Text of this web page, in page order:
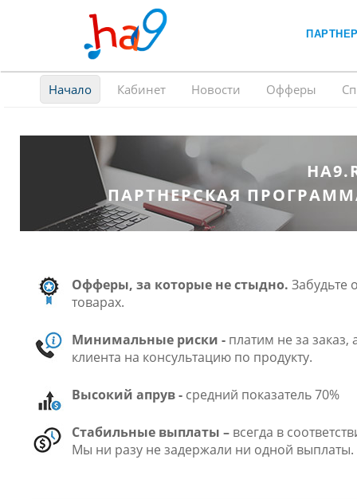
Начало Кабинет Новости Офферы
ПАРТНЕРСКАЯ
Офферы, за которые не стыдно. Забудьте
товарах.
Минимальные риски - платим не за заказ,
клиента на консультацию по продукту.
Высокий апрув - средний показатель 70%
Стабильные выплаты – всегда в
Мы ни разу не задержали ни одной выплаты.